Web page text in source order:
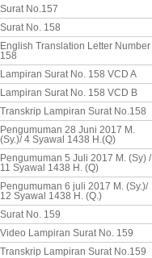
Surat No.157
Surat No. 158
English Translation Letter Number
158
Lampiran Surat No. 158 VCD A
Lampiran Surat No. 158 VCD B
Transkrip Lampiran Surat No.158
Pengumuman 28 Juni 2017 M.
(Sy.)/ 4 Syawal 1438 H.(Q)
Pengumuman 5 Juli 2017 M. (Sy) /
11 Syawal 1438 H. (Q)
Pengumuman 6 juli 2017 M. (Sy.)/
12 Syawal 1438 H. (Q.)
Surat No. 159
Video Lampiran Surat No. 159
Transkrip Lampiran Surat No.159